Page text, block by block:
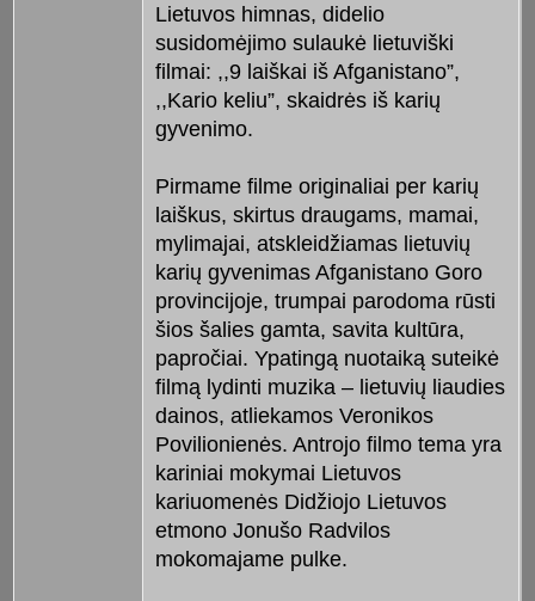
Lietuvos himnas, didelio
susidomėjimo sulaukė lietuviški
filmai: ,,9 laiškai iš Afganistano”,
,,Kario keliu”, skaidrės iš karių
gyvenimo.
Pirmame filme originaliai per karių
laiškus, skirtus draugams, mamai,
mylimajai, atskleidžiamas lietuvių
karių gyvenimas Afganistano Goro
provincijoje, trumpai parodoma rūsti
šios šalies gamta, savita kultūra,
papročiai. Ypatingą nuotaiką suteikė
filmą lydinti muzika – lietuvių liaudies
dainos, atliekamos Veronikos
Povilionienės. Antrojo filmo tema yra
kariniai mokymai Lietuvos
kariuomenės Didžiojo Lietuvos
etmono Jonušo Radvilos
mokomajame pulke.